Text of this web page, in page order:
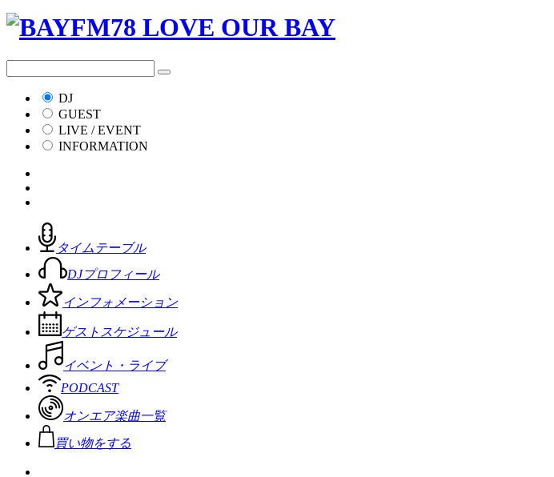
DJ
GUEST
LIVE / EVENT
INFORMATION
タイムテーブル
DJプロフィール
インフォメーション
ゲストスケジュール
イベント・ライブ
PODCAST
オンエア楽曲一覧
買い物をする